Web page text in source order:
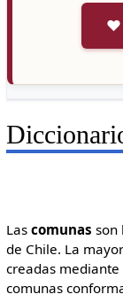
❤️
Las comunas son
de Chile. La
creadas
comunas